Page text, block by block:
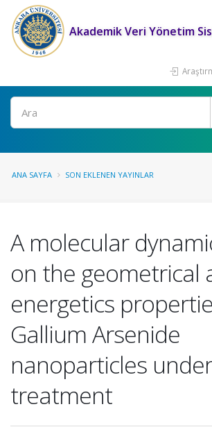
Akademik Veri Yönetim
Ara
ANA SAYFA SON EKLENEN YAYINLAR
A molecular
on the geometrical
energetics
Gallium Arsenide
nanoparticles
treatment